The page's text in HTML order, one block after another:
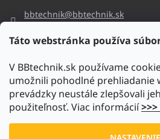
Táto webstránka používa
V BBtechnik.sk používame
umožnili pohodlné prehliadanie
prevádzky neustále zlepšovali
použiteľnosť. Viac informácií>>>
bbtechnik@bbtechnik.sk
bbtechnik
https://www.youtube.com/@bb-